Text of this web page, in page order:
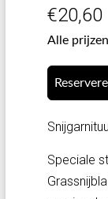
€20,60
Alle
Speciale